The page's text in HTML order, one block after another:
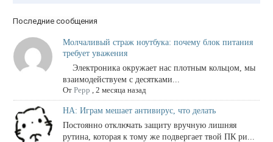
Последние сообщения
Молчаливый страж ноутбука: почему блок питания
требует уважения
Электроника окружает нас плотным кольцом, мы
взаимодействуем с десятками...
От Pepp , 2 месяца назад
НА: Играм мешает антивирус, что делать
Постоянно отключать защиту вручную лишняя
рутина, которая к тому же подвергает твой ПК ри...